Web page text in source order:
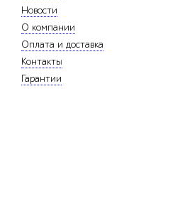
Новости
О компании
Оплата и доставка
Контакты
Гарантии